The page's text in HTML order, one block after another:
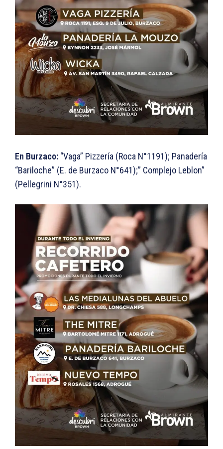
En Burzaco: “Vaga” Pizzería (Roca N°1191); Panadería
“Bariloche” (E. de Burzaco N°641);” Complejo Leblon”
(Pellegrini N°351).